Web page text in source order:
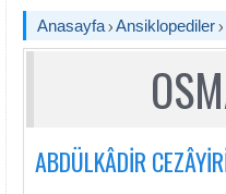
Anasayfa Ansiklopediler
ABDÜLKÂDİR